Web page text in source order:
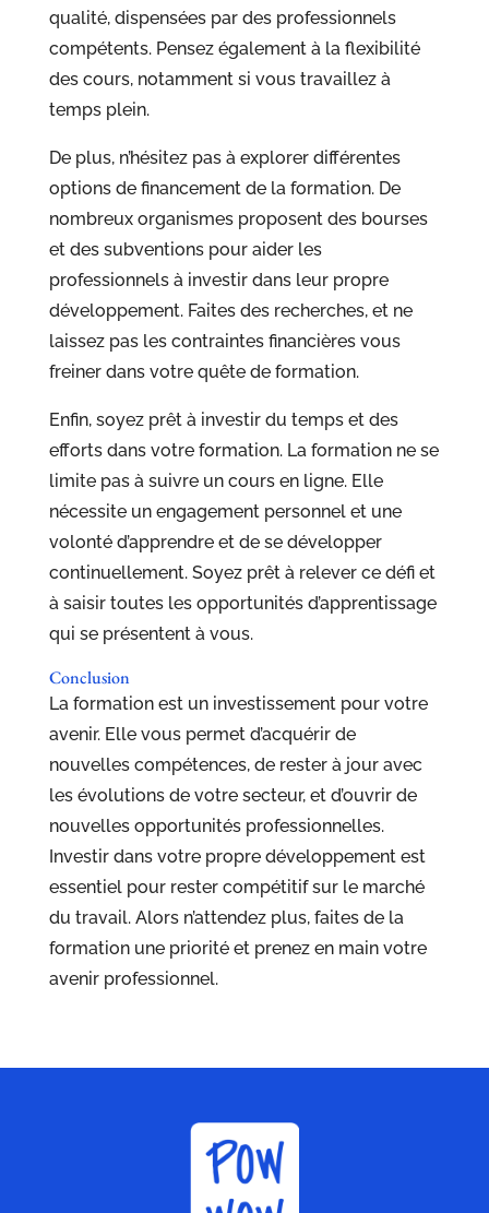
qualité, dispensées par des professionnels
compétents. Pensez également à la flexibilité
des cours, notamment si vous travaillez à
temps plein.
De plus, n’hésitez pas à explorer différentes
options de financement de la formation. De
nombreux organismes proposent des bourses
et des subventions pour aider les
professionnels à investir dans leur propre
développement. Faites des recherches, et ne
laissez pas les contraintes financières vous
freiner dans votre quête de formation.
Enfin, soyez prêt à investir du temps et des
efforts dans votre formation. La formation ne se
limite pas à suivre un cours en ligne. Elle
nécessite un engagement personnel et une
volonté d’apprendre et de se développer
continuellement. Soyez prêt à relever ce défi et
à saisir toutes les opportunités d’apprentissage
qui se présentent à vous.
Conclusion
La formation est un investissement pour votre
avenir. Elle vous permet d’acquérir de
nouvelles compétences, de rester à jour avec
les évolutions de votre secteur, et d’ouvrir de
nouvelles opportunités professionnelles.
Investir dans votre propre développement est
essentiel pour rester compétitif sur le marché
du travail. Alors n’attendez plus, faites de la
formation une priorité et prenez en main votre
avenir professionnel.